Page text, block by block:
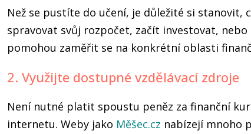
Než se pustíte do učení, je důležité si stanovit,
spravovat svůj rozpočet, začít investovat,
pomohou zaměřit se na konkrétní oblasti
2. Využijte dostupné vzdělávací zdroje
Není nutné platit spoustu peněz za finanční
internetu. Weby jako Měšec.cz nabízejí mnoho